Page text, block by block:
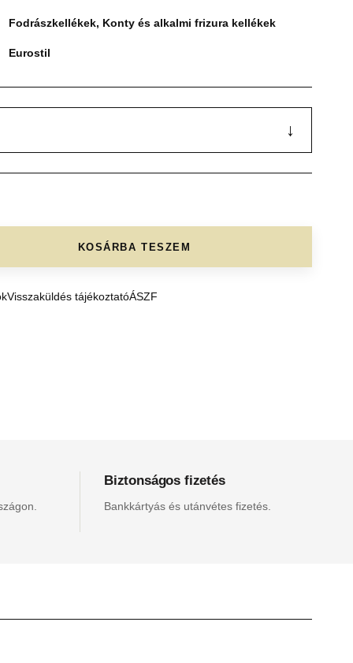
Fodrászkellékek, Konty és alkalmi frizura kellékek
Eurostil
↓
KOSÁRBA TESZEM
Visszaküldés tájékoztatóÁSZF
Biztonságos fizetés
Bankkártyás és utánvétes fizetés.